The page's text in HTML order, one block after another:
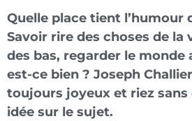
Quelle place tient l’humour
Savoir rire des choses de la
des bas, regarder le monde
est-ce bien ? Joseph
toujours joyeux et riez sans
idée sur le sujet.